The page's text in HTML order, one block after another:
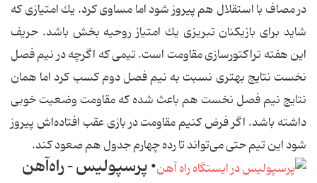
در مصاف با استقلال هم پیروز شود اما مساوی كرد. یك امتیازی كه
شاید برای بازیكنان تبریزی یك امتیاز روحیه ‌بخش باشد. حریف
این هفته تراكتورسازی مقاومت است. تیمی كه اگرچه در نیم فصل
نخست نتایج بهتری نسبت به نیم فصل دوم كسب كرد اما همان
نتایج نیم فصل نخست هم باعث شده كه مقاومت وضعیت خوبی
داشته باشد. اگر فرض كنیم مقاومت در بازی عقب افتاده‌اش پیروز
شود این تیم حتی می‌تواند تا رده چهارم جدول هم صعود كند.
• پرسپولیس – راه‌آهن